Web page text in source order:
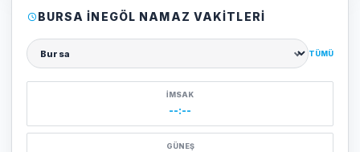
BURSA İNEGÖL NAMAZ VAKITLERI
Şehir seçin
TÜMÜ
İMSAK
--:--
GÜNEŞ